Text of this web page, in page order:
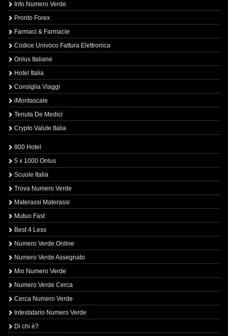
Info Numero Verde
Pronto Forex
Farmaci & Farmacie
Codice Univoco Fattura Elettronica
Onlus Italiane
Hotel Italia
Consiglia Viaggi
iMontascale
Tenuta De Medici
Crypto Valute Italia
800 Hotel
5 x 1000 Onlus
Scuole Italia
Trova Numero Verde
Materassi Materassi
Mutuo Fast
Best 4 Less
Numero Verde Online
Numero Verde Assegnato
Mio Numero Verde
Numero Verde Cerca
Cerca Numero Verde
Intestatario Numero Verde
Di chi è?